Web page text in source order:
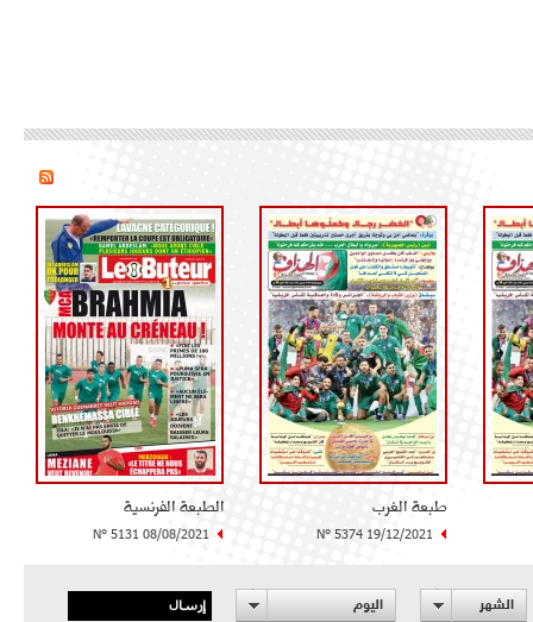
طبعة الغرب
N° 5374 19/12/2021
الطبعة الفرنسية
N° 5131 08/08/2021
الشهر اليوم إرسال